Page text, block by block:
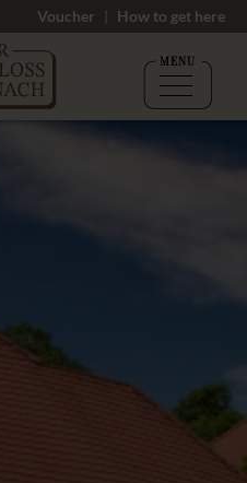
Voucher How to get here
MENU